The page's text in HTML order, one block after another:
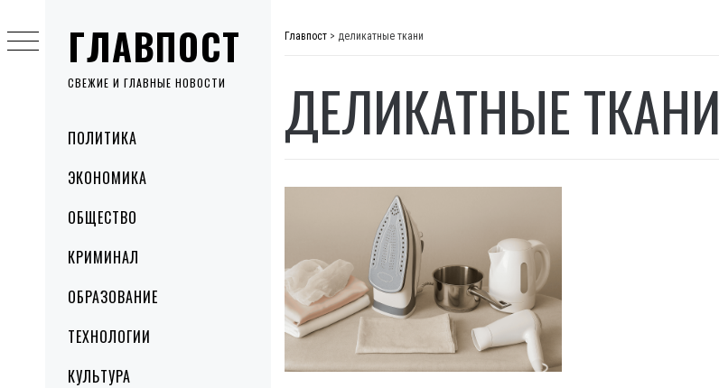
ГЛАВПОСТ
СВЕЖИЕ И ГЛАВНЫЕ НОВОСТИ
MenuПОЛИТИКА
ЭКОНОМИКА
ОБЩЕСТВО
КРИМИНАЛ
ОБРАЗОВАНИЕ
ТЕХНОЛОГИИ
КУЛЬТУРА
to
content
Главпост > деликатные ткани
ДЕЛИКАТНЫЕ ТКАНИ